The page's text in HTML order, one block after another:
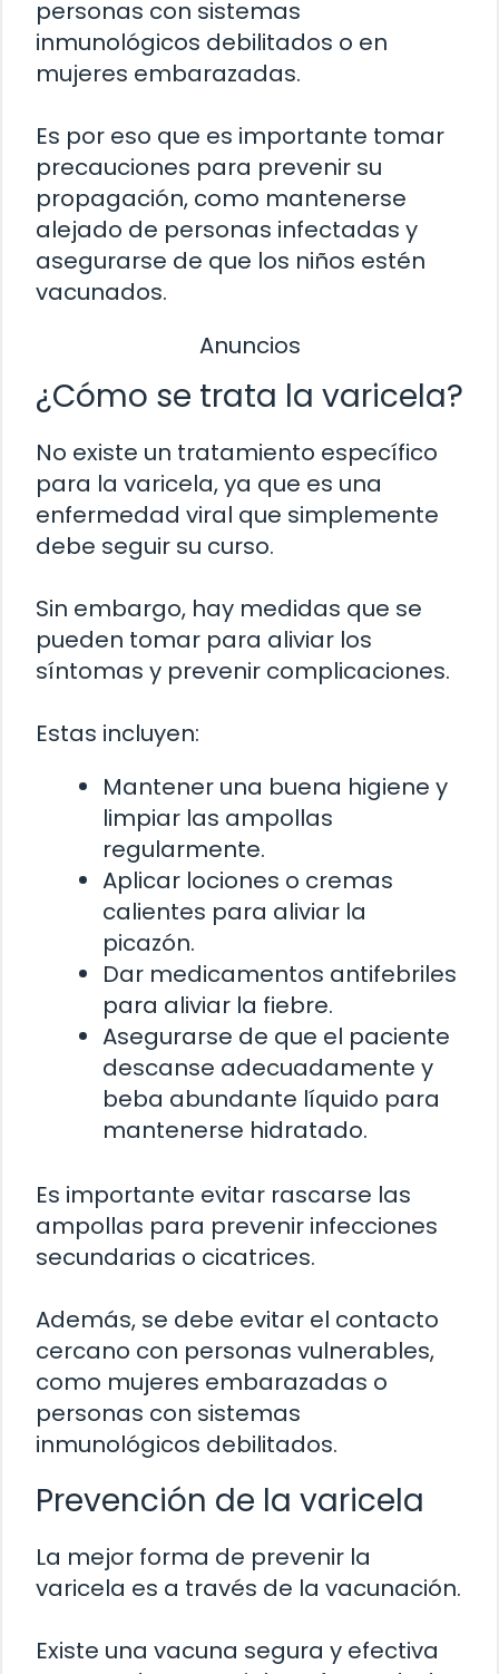
personas con sistemas
inmunológicos debilitados o en
mujeres embarazadas.
Es por eso que es importante tomar
precauciones para prevenir su
propagación, como mantenerse
alejado de personas infectadas y
asegurarse de que los niños estén
vacunados.
Anuncios
¿Cómo se trata la varicela?
No existe un tratamiento específico
para la varicela, ya que es una
enfermedad viral que simplemente
debe seguir su curso.
Sin embargo, hay medidas que se
pueden tomar para aliviar los
síntomas y prevenir complicaciones.
Estas incluyen:
Mantener una buena higiene y
limpiar las ampollas
regularmente.
Aplicar lociones o cremas
calientes para aliviar la
picazón.
Dar medicamentos antifebriles
para aliviar la fiebre.
Asegurarse de que el paciente
descanse adecuadamente y
beba abundante líquido para
mantenerse hidratado.
Es importante evitar rascarse las
ampollas para prevenir infecciones
secundarias o cicatrices.
Además, se debe evitar el contacto
cercano con personas vulnerables,
como mujeres embarazadas o
personas con sistemas
inmunológicos debilitados.
Prevención de la varicela
La mejor forma de prevenir la
varicela es a través de la vacunación.
Existe una vacuna segura y efectiva